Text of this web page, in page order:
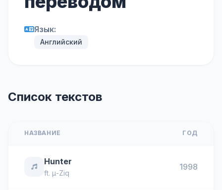
Язык:
Английский
Список текстов
НАЗВАНИЕ ГОД
Hunter
ft. μ-Ziq
1998